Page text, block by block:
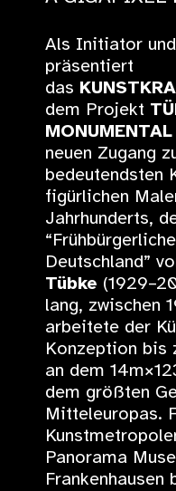
Als Initiator
präsentiert
das
dem Projekt
MONUMENTAL
neuen Zugang
bedeutendsten
figürlichen
Jahrhunderts,
Deutschland”
Tübke
lang, zwischen
arbeitete der
Konzeption bis
an dem
dem größten
Mitteleuropas.
Panorama
Frankenhausen